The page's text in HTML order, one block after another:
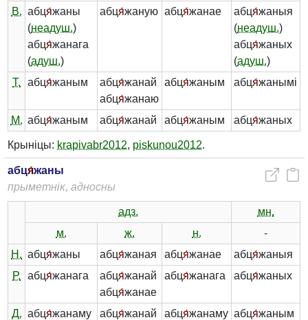
В. абця́жаны
(неадуш.)
абця́жанага
(адуш.)
абця́жаную абця́жанае абця́жаныя
(неадуш.)
абця́жаных
(адуш.)
Т.
абця́жаным абця́жанай
абця́жанаю
абця́жаным абця́жанымі
М. абця́жаным абця́жанай абця́жаным абця́жаных
Крыніцы: krapivabr2012, piskunou2012.
абця́жаны
прыметнік, адносны
адз.
мн.
м.
ж. н.
-
Н. абця́жаны абця́жаная абця́жанае абця́жаныя
Р.
абця́жанага абця́жанай
абця́жанае
абця́жанага абця́жаных
Д. абця́жанаму абця́жанай абця́жанаму абця́жаным